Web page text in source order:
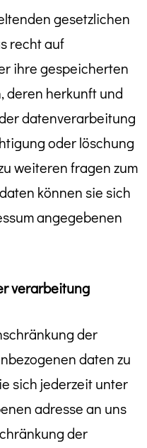
gesetzlichen
recht auf
ihre gespeicherten
deren herkunft und
datenverarbeitung
oder löschung
weiteren fragen zum
können sie sich
angegebenen
verarbeitung
der
daten zu
sich jederzeit unter
adresse an uns
der